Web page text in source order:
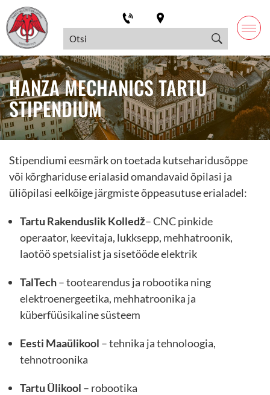
HANZA MECHANICS TARTU
STIPENDIUM
Stipendiumi eesmärk on toetada kutseharidusõppe
või kõrghariduse erialasid omandavaid õpilasi ja
üliõpilasi eelkõige järgmiste õppeasutuse erialadel:
Tartu Rakenduslik Kolledž– CNC pinkide
operaator, keevitaja, lukksepp, mehhatroonik,
laotöö spetsialist ja sisetööde elektrik
TalTech– tootearendus ja robootika ning
elektroenergeetika, mehhatroonika ja
küberfüüsikaline süsteem
Eesti Maaülikool – tehnika ja tehnoloogia,
tehnotroonika
Tartu Ülikool – robootika